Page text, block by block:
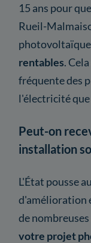
15 ans pour
Rueil-
rentables.
fréquente des
l'électricité que
Peut-on
installation
L'État pousse
d'amélioration
de nombreuses
votre projet